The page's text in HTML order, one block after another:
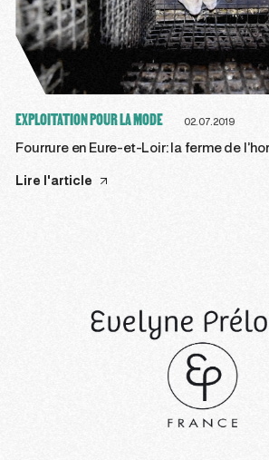
EXPLOITATION POUR LA MODE 02.07.2019
Fourrure en Eure-et-Loir: la ferme de
Lire l'article